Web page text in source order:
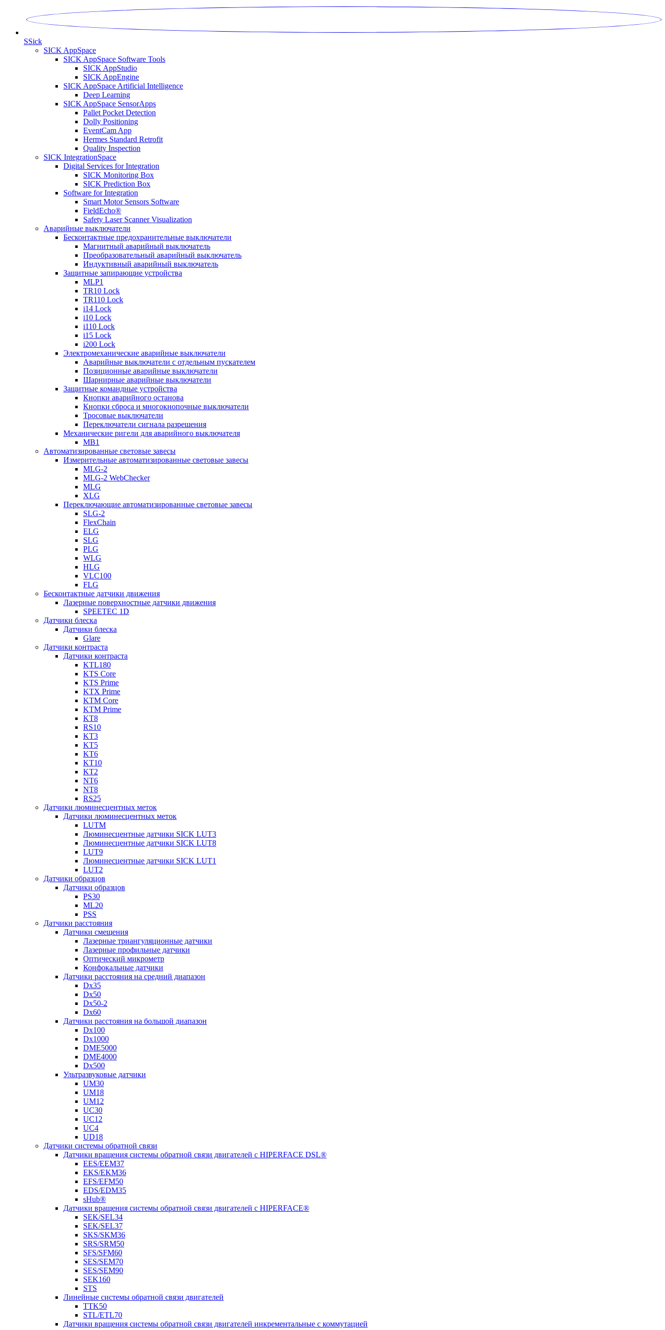
SSick
SICK AppSpace
SICK AppSpace Software Tools
SICK AppStudio
SICK AppEngine
SICK AppSpace Artificial Intelligence
Deep Learning
SICK AppSpace SensorApps
Pallet Pocket Detection
Dolly Positioning
EventCam App
Hermes Standard Retrofit
Quality Inspection
SICK IntegrationSpace
Digital Services for Integration
SICK Monitoring Box
SICK Prediction Box
Software for Integration
Smart Motor Sensors Software
FieldEcho®
Safety Laser Scanner Visualization
Аварийные выключатели
Бесконтактные предохранительные выключатели
Магнитный аварийный выключатель
Преобразовательный аварийный выключатель
Индуктивный аварийный выключатель
Защитные запирающие устройства
MLP1
TR10 Lock
TR110 Lock
i14 Lock
i10 Lock
i110 Lock
i15 Lock
i200 Lock
Электромеханические аварийные выключатели
Аварийные выключатели с отдельным пускателем
Позиционные аварийные выключатели
Шарнирные аварийные выключатели
Защитные командные устройства
Кнопки аварийного останова
Кнопки сброса и многокнопочные выключатели
Тросовые выключатели
Переключатели сигнала разрешения
Механические ригели для аварийного выключателя
MB1
Автоматизированные световые завесы
Измерительные автоматизированные световые завесы
MLG-2
MLG-2 WebChecker
MLG
XLG
Переключающие автоматизированные световые завесы
SLG-2
FlexChain
ELG
SLG
PLG
WLG
HLG
VLC100
FLG
Бесконтактные датчики движения
Лазерные поверхностные датчики движения
SPEETEC 1D
Датчики блеска
Датчики блеска
Glare
Датчики контраста
Датчики контраста
KTL180
KTS Core
KTS Prime
KTX Prime
KTM Core
KTM Prime
KT8
RS10
KT3
KT5
KT6
KT10
KT2
NT6
NT8
RS25
Датчики люминесцентных меток
Датчики люминесцентных меток
LUTM
Люминесцентные датчики SICK LUT3
Люминесцентные датчики SICK LUT8
LUT9
Люминесцентные датчики SICK LUT1
LUT2
Датчики образцов
Датчики образцов
PS30
ML20
PSS
Датчики расстояния
Датчики смещения
Лазерные триангуляционные датчики
Лазерные профильные датчики
Оптический микрометр
Конфокальные датчики
Датчики расстояния на средний диапазон
Dx35
Dx50
Dx50-2
Dx60
Датчики расстояния на большой диапазон
Dx100
Dx1000
DME5000
DME4000
Dx500
Ультразвуковые датчики
UM30
UM18
UM12
UC30
UC12
UC4
UD18
Датчики системы обратной связи
Датчики вращения системы обратной связи двигателей с HIPERFACE DSL®
EES/EEM37
EKS/EKM36
EFS/EFM50
EDS/EDM35
sHub®
Датчики вращения системы обратной связи двигателей с HIPERFACE®
SEK/SEL34
SEK/SEL37
SKS/SKM36
SRS/SRM50
SFS/SFM60
SES/SEM70
SES/SEM90
SEK160
STS
Линейные системы обратной связи двигателей
TTK50
STL/ETL70
Датчики вращения системы обратной связи двигателей инкрементальные с коммутацией